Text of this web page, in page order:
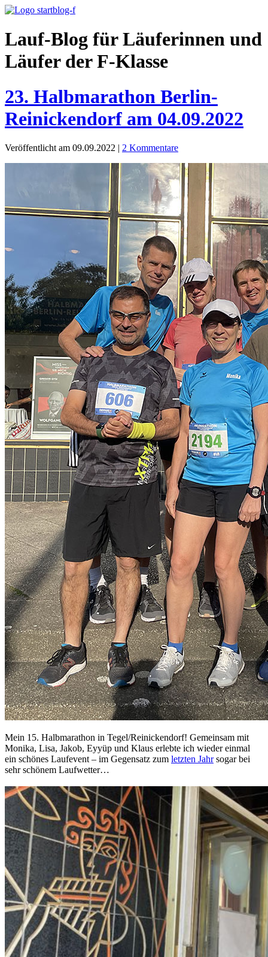
Lauf-Blog für Läuferinnen und
Läufer der F-Klasse
23. Halbmarathon Berlin-
Reinickendorf am 04.09.2022
Veröffentlicht am 09.09.2022 | 2 Kommentare
Mein 15. Halbmarathon in Tegel/Reinickendorf! Gemeinsam mit
Monika, Lisa, Jakob, Eyyüp und Klaus erlebte ich wieder einmal
ein schönes Laufevent – im Gegensatz zum letzten Jahrsogar bei
sehr schönem Laufwetter…